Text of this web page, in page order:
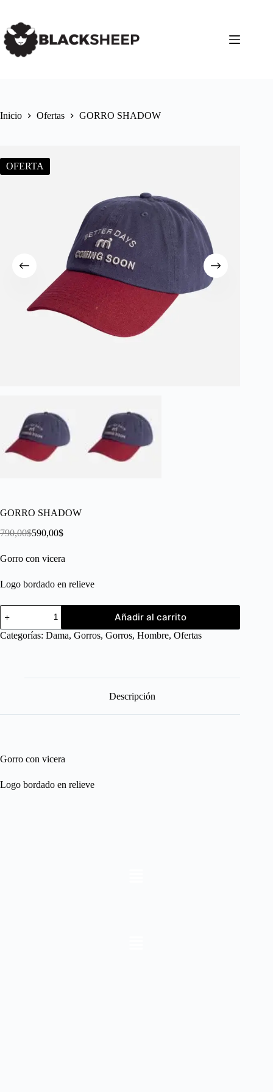
Inicio Ofertas GORRO SHADOW
OFERTA
GORRO SHADOW
790,00$590,00$
Gorro con vicera
Logo bordado en relieve
Añadir al carrito
Categorías: Dama, Gorros, Gorros, Hombre, Ofertas
Descripción
Gorro con vicera
Logo bordado en relieve